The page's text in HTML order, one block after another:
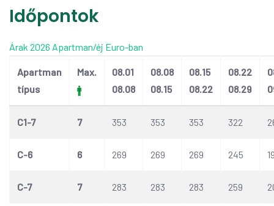
Időpontok
Árak 2026 Apartman/éj Euro-ban
Apartman
típus
Max.
08.01
08.08
08.08
08.15
08.15
08.22
08.22
08.29
C1-7 7 353 353 353 322
C-6 6 269 269 269 245
C-7 7 283 283 283 259